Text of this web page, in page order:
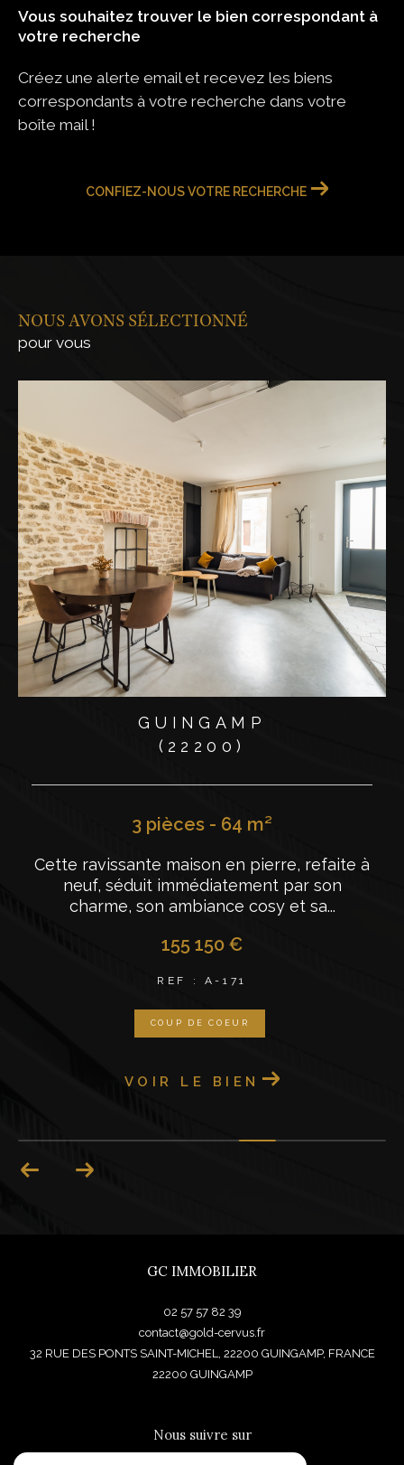
Vous souhaitez trouver le bien correspondant à
votre recherche
Créez une alerte email et recevez les biens
correspondants à votre recherche dans votre
boîte mail !
CONFIEZ-NOUS VOTRE RECHERCHE
NOUS AVONS SÉLECTIONNÉ
pour vous
GUINGAMP
(22200)
3 pièces - 64 m²
Cette ravissante maison en pierre, refaite à
neuf, séduit immédiatement par son
charme, son ambiance cosy et sa...
155 150 €
REF : A-171
COUP DE COEUR
VOIR LE BIEN
GC IMMOBILIER
02 57 57 82 39
contact@gold-cervus.fr
32 RUE DES PONTS SAINT-MICHEL, 22200 GUINGAMP, FRANCE
22200
GUINGAMP
Nous suivre sur